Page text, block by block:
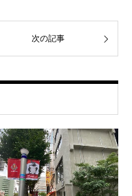
次の記事